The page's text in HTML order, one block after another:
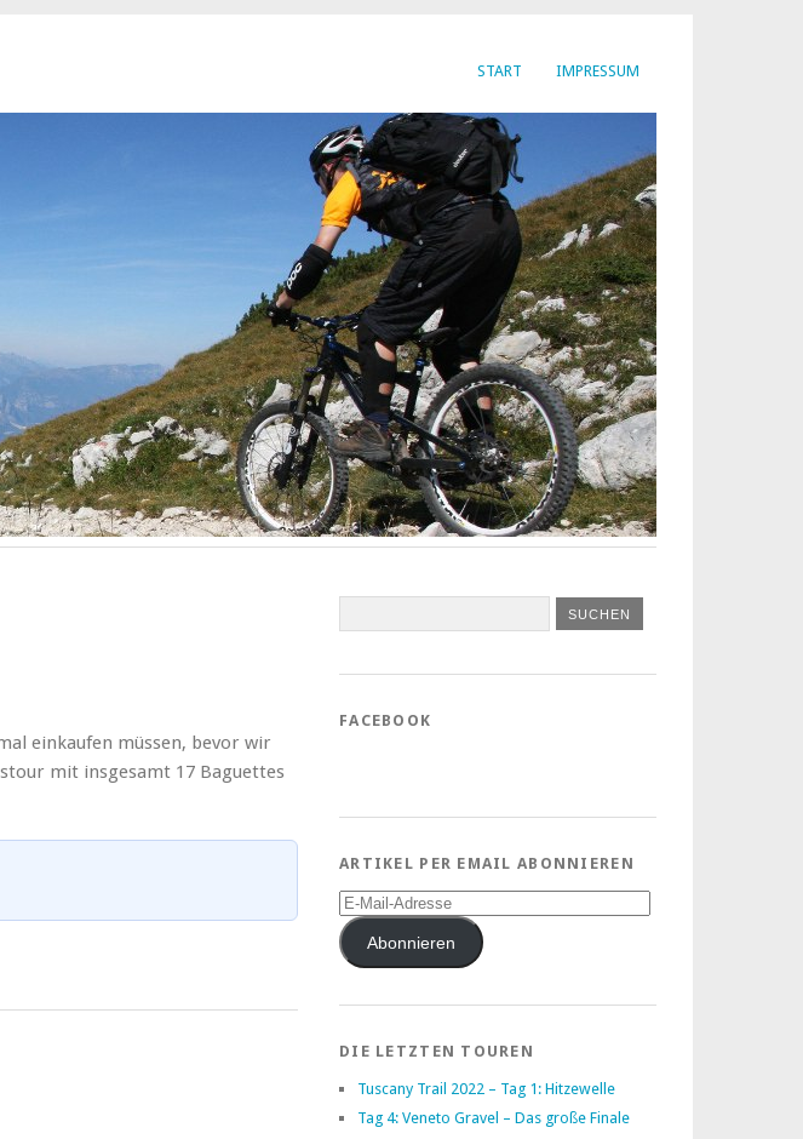
START IMPRESSUM
einkaufen müssen, bevor wir
mit insgesamt 17 Baguettes
FACEBOOK
ARTIKEL PER EMAIL ABONNIEREN
E-
Mail-
AdresseAbonnieren
DIE LETZTEN TOUREN
Tuscany Trail 2022 – Tag 1: Hitzewelle
Tag 4: Veneto Gravel – Das große Finale